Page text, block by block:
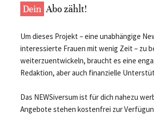
Dein Abo zählt!
Um dieses Projekt – eine unabhängige
interessierte Frauen mit wenig Zeit – zu
weiterzuentwickeln, braucht es eine
Redaktion, aber auch finanzielle
Das NEWSiversum ist für dich nahezu
Angebote stehen kostenfrei zur